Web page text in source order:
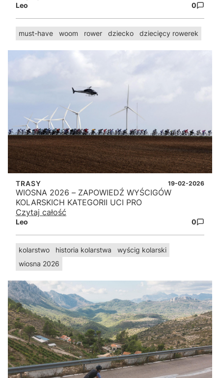
Leo 0
must-have woom rower dziecko dziecięcy rowerek
TRASY 19-02-2026
WIOSNA 2026 – ZAPOWIEDŹ WYŚCIGÓW
KOLARSKICH KATEGORII UCI PRO
Czytaj całość
Leo 0
kolarstwo historia kolarstwa
wyścig kolarski
wiosna 2026